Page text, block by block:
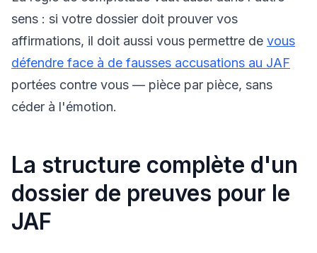
sens : si votre dossier doit prouver vos
affirmations, il doit aussi vous permettre de vous
défendre face à de fausses accusations au JAF
portées contre vous — pièce par pièce, sans
céder à l'émotion.
La structure complète d'un
dossier de preuves pour le
JAF